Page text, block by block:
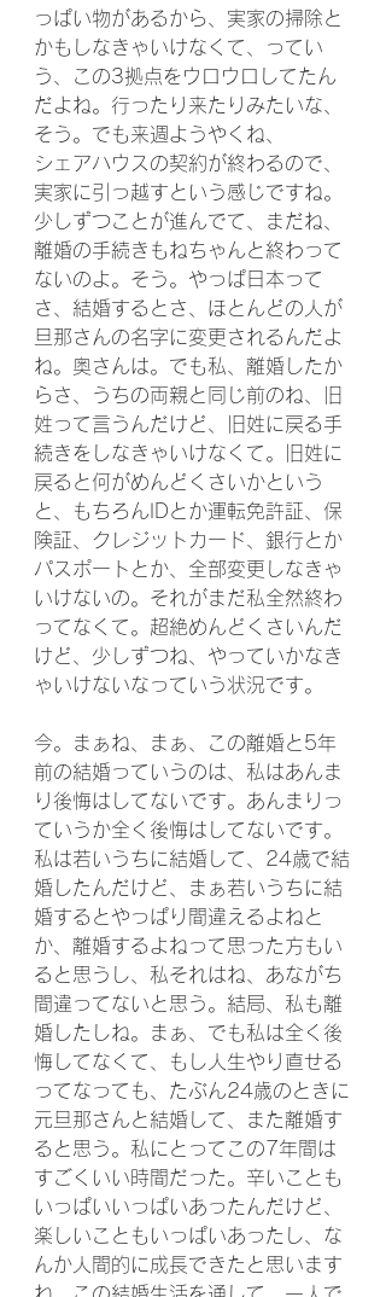
っぱい物があるから、実家の掃除と
かもしなきゃいけなくて、ってい
う、この3拠点をウロウロしてたん
だよね。行ったり来たりみたいな、
そう。でも来週ようやくね、
シェアハウスの契約が終わるので、
実家に引っ越すという感じですね。
少しずつことが進んでて、まだね、
離婚の手続きもねちゃんと終わって
ないのよ。そう。やっぱ日本って
さ、結婚するとさ、ほとんどの人が
旦那さんの名字に変更されるんだよ
ね。奥さんは。でも私、離婚したか
らさ、うちの両親と同じ前のね、旧
姓って言うんだけど、旧姓に戻る手
続きをしなきゃいけなくて。旧姓に
戻ると何がめんどくさいかという
と、もちろんIDとか運転免許証、保
険証、クレジットカード、銀行とか
パスポートとか、全部変更しなきゃ
いけないの。それがまだ私全然終わ
ってなくて。超絶めんどくさいんだ
けど、少しずつね、やっていかなき
ゃいけないなっていう状況です。
今。まぁね、まぁ、この離婚と5年
前の結婚っていうのは、私はあんま
り後悔はしてないです。あんまりっ
ていうか全く後悔はしてないです。
私は若いうちに結婚して、24歳で結
婚したんだけど、まぁ若いうちに結
婚するとやっぱり間違えるよねと
か、離婚するよねって思った方もい
ると思うし、私それはね、あながち
間違ってないと思う。結局、私も離
婚したしね。まぁ、でも私は全く後
悔してなくて、もし人生やり直せる
ってなっても、たぶん24歳のときに
元旦那さんと結婚して、また離婚す
ると思う。私にとってこの7年間は
すごくいい時間だった。辛いことも
いっぱいいっぱいあったんだけど、
楽しいこともいっぱいあったし、な
んか人間的に成長できたと思います